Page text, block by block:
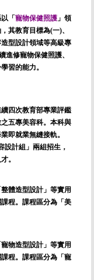
「 寵物保健照護 」領
其教育目標為(一)、
型設計領域等高級專
進修寵物保健照護、
習的能力。
四次教育部專業評鑑
五專美容科。本科與
即就業無縫接軌。
設計組」兩組招生，
。
體造型設計」等實用
程。課程區分為「美
物造型設計」等實用
程。課程區分為「寵